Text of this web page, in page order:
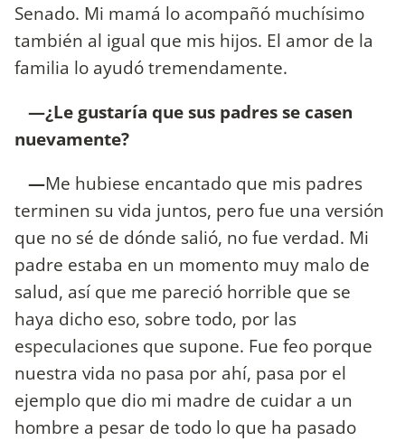
Senado. Mi mamá lo acompañó muchísimo
también al igual que mis hijos. El amor de la
familia lo ayudó tremendamente.
—¿Le gustaría que sus padres se casen
nuevamente?
—Me hubiese encantado que mis padres
terminen su vida juntos, pero fue una versión
que no sé de dónde salió, no fue verdad. Mi
padre estaba en un momento muy malo de
salud, así que me pareció horrible que se
haya dicho eso, sobre todo, por las
especulaciones que supone. Fue feo porque
nuestra vida no pasa por ahí, pasa por el
ejemplo que dio mi madre de cuidar a un
hombre a pesar de todo lo que ha pasado